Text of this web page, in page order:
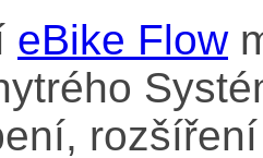
eBike Flow